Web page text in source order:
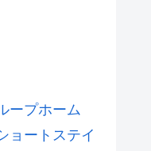
ープホーム
ョートステイ